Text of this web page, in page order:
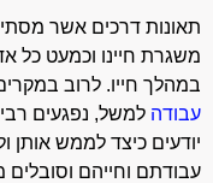
תאונות דרכים אשר
משגרת חיינו וכמעט כל
במהלך חייו. לרוב
עבודהלמשל, נפגעים
יודעים כיצד לממש
עבודתם וחייהם וסובלים